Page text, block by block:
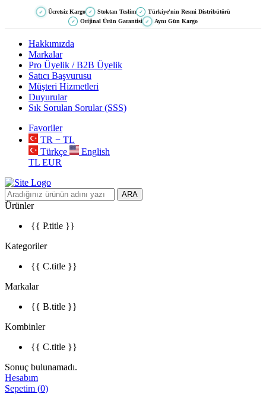
✓ Ücretsiz Kargo ✓ Stoktan Teslim ✓ Türkiye'nin Resmi Distribütörü
✓ Orijinal Ürün Garantisi ✓ Aynı Gün Kargo
Hakkımızda
Markalar
Pro Üyelik / B2B Üyelik
Satıcı Başvurusu
Müşteri Hizmetleri
Duyurular
Sık Sorulan Sorular (SSS)
Favoriler
TR − TL
Türkçe
English
TL EUR
ARA
Ürünler
{{ P.title }}
Kategoriler
{{ C.title }}
Markalar
{{ B.title }}
Kombinler
{{ C.title }}
Sonuç bulunamadı.
Hesabım
Sepetim (0)